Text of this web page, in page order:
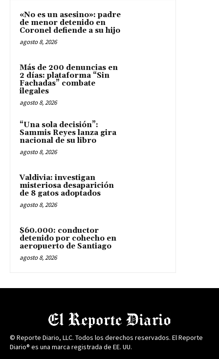
«No es un asesino»: padre
de menor detenido en
Coronel defiende a su hijo
agosto 8, 2026
Más de 200 denuncias en
2 días: plataforma “Sin
Fachadas” combate
ilegales
agosto 8, 2026
“Una sola decisión”:
Sammis Reyes lanza gira
nacional de su libro
agosto 8, 2026
Valdivia: investigan
misteriosa desaparición
de 8 gatos adoptados
agosto 8, 2026
$60.000: conductor
detenido por cohecho en
aeropuerto de Santiago
agosto 8, 2026
© Reporte Diario, LLC. Todos los derechos reservados. El Reporte
Diario® es una marca registrada de EE. UU.